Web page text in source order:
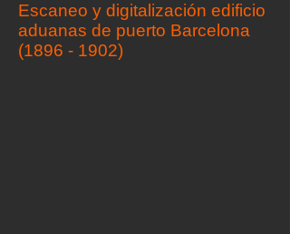
Escaneo y digitalización edificio
aduanas de puerto Barcelona
(1896 - 1902)